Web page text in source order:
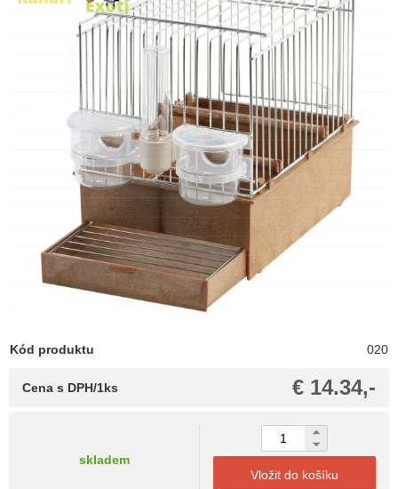
Kód produktu 020
€ 14.34,-
Cena s DPH/1ks
skladem
Vložit do košíku